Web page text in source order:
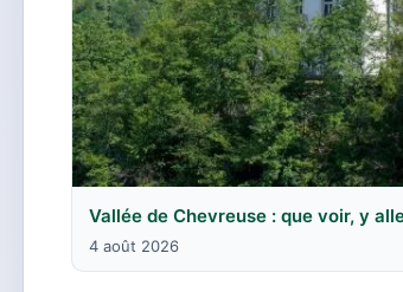
Vallée de Chevreuse : que voir, y
4 août 2026